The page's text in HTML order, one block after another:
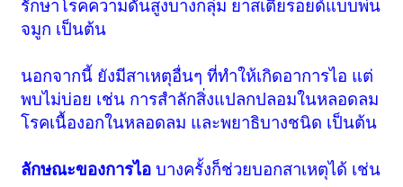
รักษาโรคความดันสูงบางกลุ่ม ยาสเตียรอยด์แบบพ่น
จมูก เป็นต้น
นอกจากนี้ ยังมีสาเหตุอื่นๆ ที่ทำให้เกิดอาการไอ แต่
พบไม่บ่อย เช่น การสำลักสิ่งแปลกปลอมในหลอดลม
โรคเนื้องอกในหลอดลม และพยาธิบางชนิด เป็นต้น
ลักษณะของการไอ บางครั้งก็ช่วยบอกสาเหตุได้ เช่น